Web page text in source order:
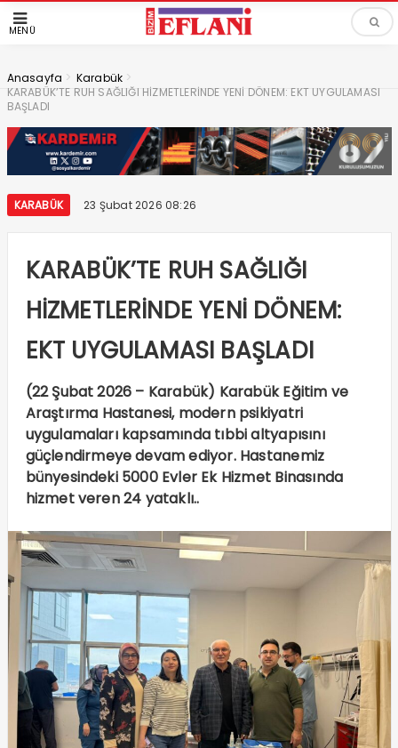
MENÜ
Anasayfa > Karabük >
KARABÜK’TE RUH SAĞLIĞI HİZMETLERİNDE YENİ DÖNEM: EKT UYGULAMASI
BAŞLADI
KARABÜK 23 Şubat 2026 08:26
KARABÜK’TE RUH SAĞLIĞI
HİZMETLERİNDE YENİ DÖNEM:
EKT UYGULAMASI BAŞLADI
(22 Şubat 2026 – Karabük) Karabük Eğitim ve
Araştırma Hastanesi, modern psikiyatri
uygulamaları kapsamında tıbbi altyapısını
güçlendirmeye devam ediyor. Hastanemiz
bünyesindeki 5000 Evler Ek Hizmet Binasında
hizmet veren 24 yataklı..